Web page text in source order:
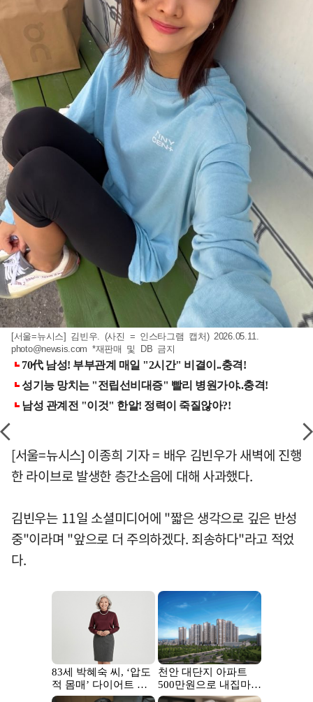
[서울=뉴시스] 김빈우. (사진 = 인스타그램 캡처) 2026.05.11.
photo@newsis.com *재판매 및 DB 금지
[서울=뉴시스] 이종희 기자 = 배우 김빈우가 새벽에 진행
한 라이브로 발생한 층간소음에 대해 사과했다.
김빈우는 11일 소셜미디어에 "짧은 생각으로 깊은 반성
중"이라며 "앞으로 더 주의하겠다. 죄송하다"라고 적었
다.